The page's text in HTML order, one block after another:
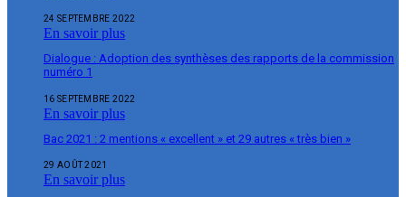
24 SEPTEMBRE 2022
En savoir plus
Dialogue : Adoption des synthèses des rapports de la commission
numéro 1
16 SEPTEMBRE 2022
En savoir plus
Bac 2021 : 2 mentions « excellent » et 29 autres « très bien »
29 AOÛT 2021
En savoir plus